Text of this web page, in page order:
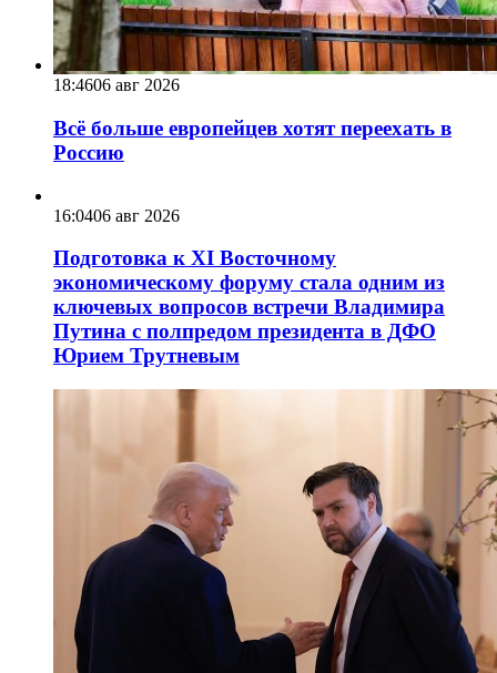
18:4606 авг 2026
Всё больше европейцев хотят переехать в
Россию
16:0406 авг 2026
Подготовка к XI Восточному
экономическому форуму стала одним из
ключевых вопросов встречи Владимира
Путина с полпредом президента в ДФО
Юрием Трутневым